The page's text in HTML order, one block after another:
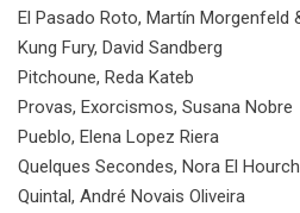
El Pasado Roto, Martín Morgenfeld
Kung Fury, David Sandberg
Pitchoune, Reda Kateb
Provas, Exorcismos, Susana Nobre
Pueblo, Elena Lopez Riera
Quelques Secondes, Nora El Hourch
Quintal, André Novais Oliveira